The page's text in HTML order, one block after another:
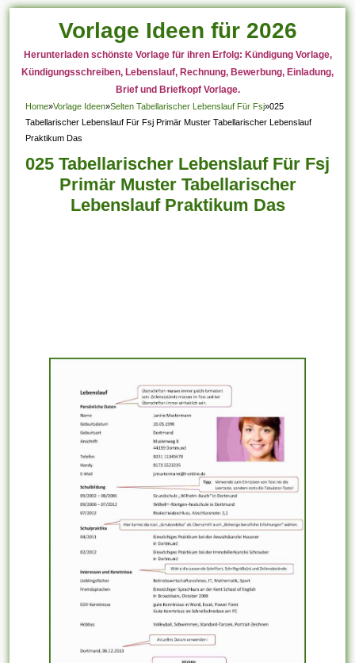
Vorlage Ideen für 2026
Herunterladen schönste Vorlage für ihren Erfolg: Kündigung Vorlage,
Kündigungsschreiben, Lebenslauf, Rechnung, Bewerbung, Einladung,
Brief und Briefkopf Vorlage.
Home»Vorlage Ideen»Selten Tabellarischer Lebenslauf Für Fsj»025
Tabellarischer Lebenslauf Für Fsj Primär Muster Tabellarischer Lebenslauf
Praktikum Das
025 Tabellarischer Lebenslauf Für Fsj
Primär Muster Tabellarischer
Lebenslauf Praktikum Das